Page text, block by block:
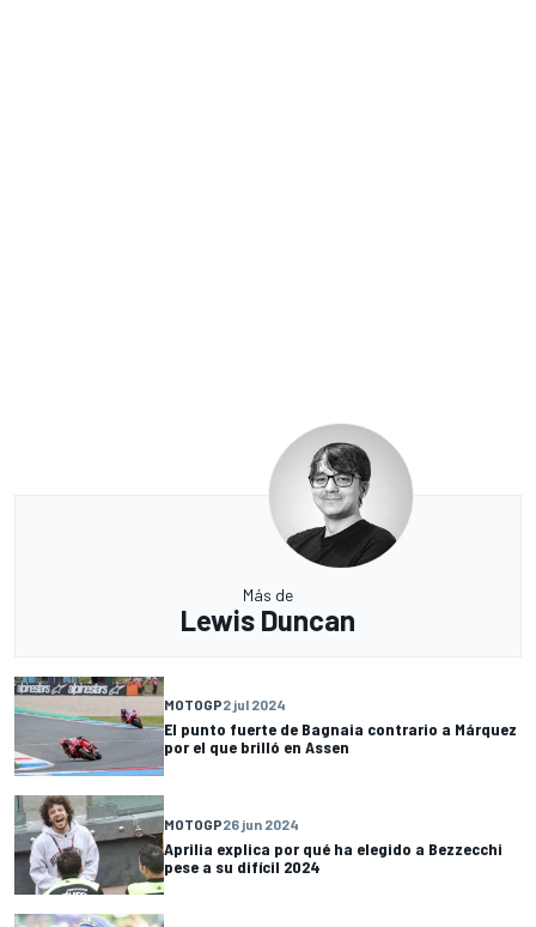
Más de
Lewis Duncan
MOTOGP2 jul 2024
El punto fuerte de Bagnaia contrario a Márquez
por el que brilló en Assen
MOTOGP26 jun 2024
Aprilia explica por qué ha elegido a Bezzecchi
pese a su difícil 2024